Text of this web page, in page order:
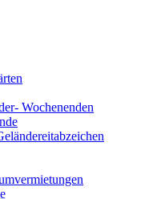
Wochenenden